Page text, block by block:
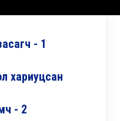
- 1
хариуцсан
- 2